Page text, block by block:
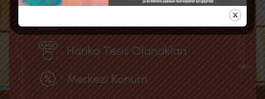
Harika Tesis Olanakları
Merkezi Konum